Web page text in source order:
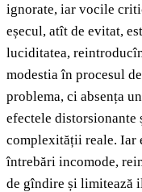
ignorate, iar vocile
eșecul, atît de evitat,
luciditatea,
modestia în procesul
problema, ci absența
efectele distorsionante
complexității reale. Iar
întrebări incomode,
de gîndire și limitează